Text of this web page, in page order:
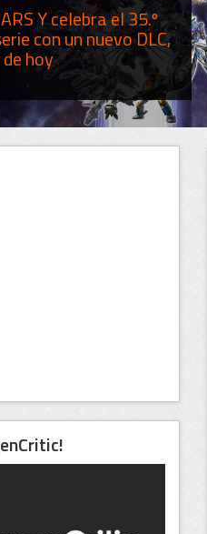
Y celebra el 35.º
con un nuevo DLC,
hoy